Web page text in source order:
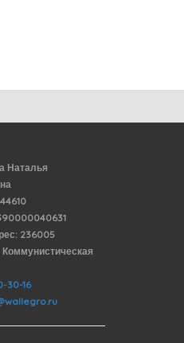
Наталья
236005
Коммунистическая
30-16